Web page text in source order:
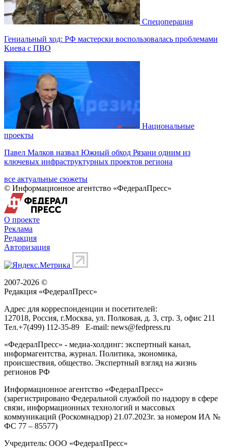
Спецоперация
Гениальный ход: РФ мастерски воспользовалась проблемами
Киева с ПВО
Национальные
проекты
Павел Малков назвал Южный обход Рязани одним из
ключевых инфраструктурных проектов региона
все актуальные сюжеты
© Информационное агентство «ФедералПресс»
О проекте
Реклама
Редакция
Авторизация
2007-2026 ©
Редакция «ФедералПресс»
Адрес для корреспонденции и посетителей:
127018, Россия, г.Москва, ул. Полковая, д. 3, стр. 3, офис 211
Тел.+7(499) 112-35-89 E-mail: news@fedpress.ru
«ФедералПресс» - медиа-холдинг: экспертный канал,
информагентства, журнал. Политика, экономика,
происшествия, общество. Экспертный взгляд на жизнь
регионов РФ
Информационное агентство «ФедералПресс»
(зарегистрировано Федеральной службой по надзору в сфере
связи, информационных технологий и массовых
коммуникаций (Роскомнадзор) 21.07.2023г. за номером ИА №
ФС 77 – 85577)
Учредитель: ООО «ФедералПресс»